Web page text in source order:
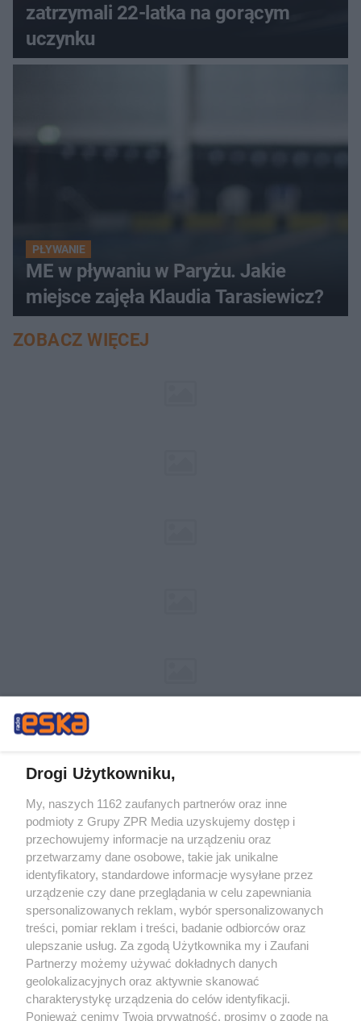
zatrzymali 22-latka na gorącym
uczynku
PŁYWANIE
ME w pływaniu w Paryżu. Jakie
miejsce zajęła Klaudia Tarasiewicz?
ZOBACZ WIĘCEJ
Żaden utwór zamieszczony w serwisie nie może być powielany i
rozpowszechniany lub dalej rozpowszechniany w jakikolwiek sposób (w
tym także elektroniczny lub mechaniczny) na jakimkolwiek polu
eksploatacji w jakiejkolwiek formie, włącznie z umieszczaniem w Internecie
bez pisemnej zgody właściciela praw. Jakiekolwiek użycie lub
wykorzystanie utworów w całości lub w części z naruszeniem prawa, tzn.
bez właściwej zgody, jest zabronione pod groźbą kary i może być ścigane
prawnie.
O nas
Drogi Użytkowniku,
My, naszych 1162 zaufanych partnerów oraz inne
podmioty z Grupy ZPR Media uzyskujemy dostęp i
przechowujemy informacje na urządzeniu oraz
przetwarzamy dane osobowe, takie jak unikalne
identyfikatory, standardowe informacje wysyłane przez
urządzenie czy dane przeglądania w celu zapewniania
spersonalizowanych reklam, wybór spersonalizowanych
treści, pomiar reklam i treści, badanie odbiorców oraz
ulepszanie usług. Za zgodą Użytkownika my i Zaufani
Partnerzy możemy używać dokładnych danych
geolokalizacyjnych oraz aktywnie skanować
charakterystykę urządzenia do celów identyfikacji.
Ponieważ cenimy Twoją prywatność, prosimy o zgodę na